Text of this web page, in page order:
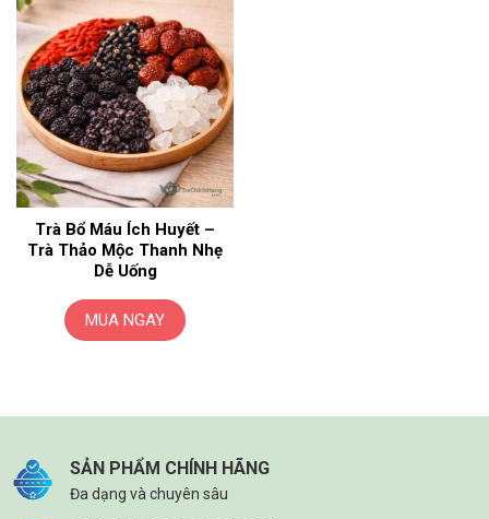
Trà Bổ Máu Ích Huyết –
Trà Thảo Mộc Thanh Nhẹ
Dễ Uống
MUA NGAY
SẢN PHẨM CHÍNH HÃNG
Đa dạng và chuyên sâu